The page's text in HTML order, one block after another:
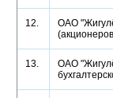
12.
ОАО
13.
ОАО